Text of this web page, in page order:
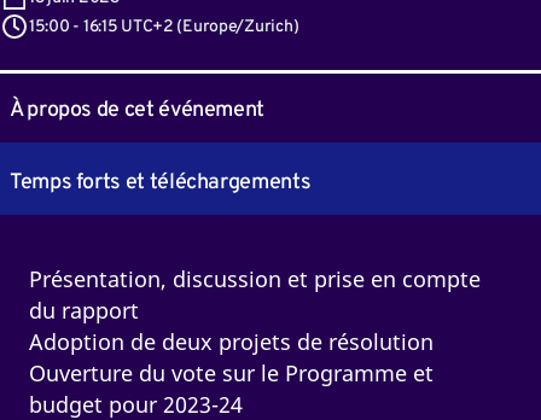
15:00 - 16:15 UTC+2 (Europe/Zurich)
À propos de cet événement
Temps forts et téléchargements
Présentation, discussion et prise en compte
du rapport
Adoption de deux projets de résolution
Ouverture du vote sur le Programme et
budget pour 2023-24